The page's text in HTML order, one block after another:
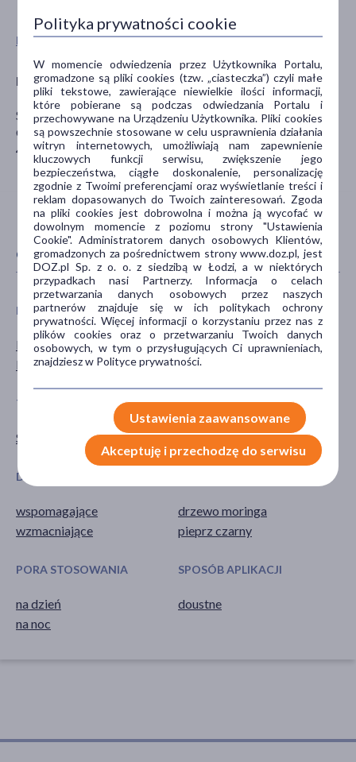
Pokaż wszystkie produkty ALLNUTRITION
Producent
SFD S.A
Głogowska 41
45-315 Opole
CECHY PRODUKTU
PŁEĆ
Mężczyzna
Kobieta
WIEK
dla dorosłych
TYP PRODUKTU
Suplement diety
POSTAĆ
kapsułki
DZIAŁANIE/WŁAŚCIWOŚCI
wspomagające
wzmacniające
drzewo moringa
pieprz czarny
PORA STOSOWANIA
na dzień
na noc
SPOSÓB APLIKACJI
doustne
Polityka prywatności cookie
W momencie odwiedzenia przez Użytkownika Portalu,
gromadzone są pliki cookies (tzw. „ciasteczka”) czyli małe
pliki tekstowe, zawierające niewielkie ilości informacji,
które pobierane są podczas odwiedzania Portalu i
przechowywane na Urządzeniu Użytkownika. Pliki cookies
są powszechnie stosowane w celu usprawnienia działania
witryn internetowych, umożliwiają nam zapewnienie
kluczowych funkcji serwisu, zwiększenie jego
bezpieczeństwa, ciągłe doskonalenie, personalizację
zgodnie z Twoimi preferencjami oraz wyświetlanie treści i
reklam dopasowanych do Twoich zainteresowań. Zgoda
na pliki cookies jest dobrowolna i można ją wycofać w
dowolnym momencie z poziomu strony "Ustawienia
Cookie". Administratorem danych osobowych Klientów,
gromadzonych za pośrednictwem strony www.doz.pl, jest
DOZ.pl Sp. z o. o. z siedzibą w Łodzi, a w niektórych
przypadkach nasi Partnerzy. Informacja o celach
przetwarzania danych osobowych przez naszych
partnerów znajduje się w ich politykach ochrony
prywatności. Więcej informacji o korzystaniu przez nas z
plików cookies oraz o przetwarzaniu Twoich danych
osobowych, w tym o przysługujących Ci uprawnieniach,
znajdziesz w Polityce prywatności.
Ustawienia zaawansowane
Akceptuję i przechodzę do serwisu